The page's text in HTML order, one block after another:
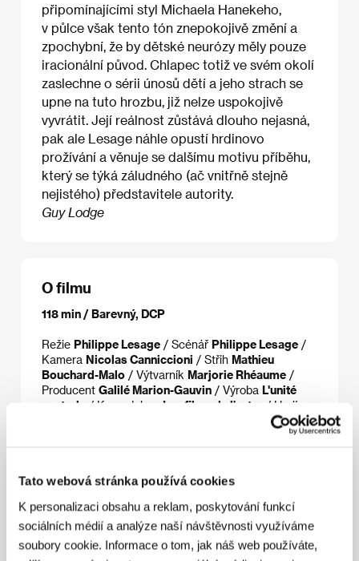
Tato webová stránka používá cookies
K personalizaci obsahu a reklam, poskytování funkcí
sociálních médií a analýze naší návštěvnosti využíváme
soubory cookie. Informace o tom, jak náš web používáte,
připomínajícími styl Michaela Hanekeho,
v půlce však tento tón znepokojivě změní a
zpochybní, že by dětské neurózy měly pouze
iracionální původ. Chlapec totiž ve svém okolí
zaslechne o sérii únosů dětí a jeho strach se
upne na tuto hrozbu, již nelze uspokojivě
vyvrátit. Její reálnost zůstává dlouho nejasná,
pak ale Lesage náhle opustí hrdinovo
prožívání a věnuje se dalšímu motivu příběhu,
který se týká záludného (ač vnitřně stejně
nejistého) představitele autority.
Guy Lodge
O filmu
118 min / Barevný, DCP
Režie Philippe Lesage / Scénář Philippe Lesage /
Kamera Nicolas Canniccioni / Střih Mathieu
Bouchard-Malo / Výtvarník Marjorie Rhéaume /
Producent Galilé Marion-Gauvin / Výroba L'unité
centrale
/ Koprodukce Les films de l’autre
/ Hrají
Edouard Tremblay-Grenier, Pier-Luc Funk, Yannick
Be For
Režie